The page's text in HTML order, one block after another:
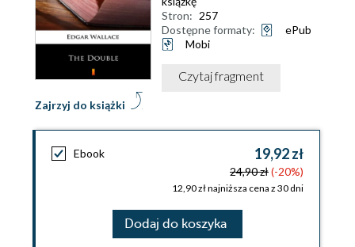
Zajrzyj do książki
Stron: 257
Dostępne formaty:
ePub
Mobi
Czytaj fragment
Ebook 19,92 zł
24,90 zł(-20%)
12,90 zł najniższa cena z 30 dni
Dodaj do koszyka